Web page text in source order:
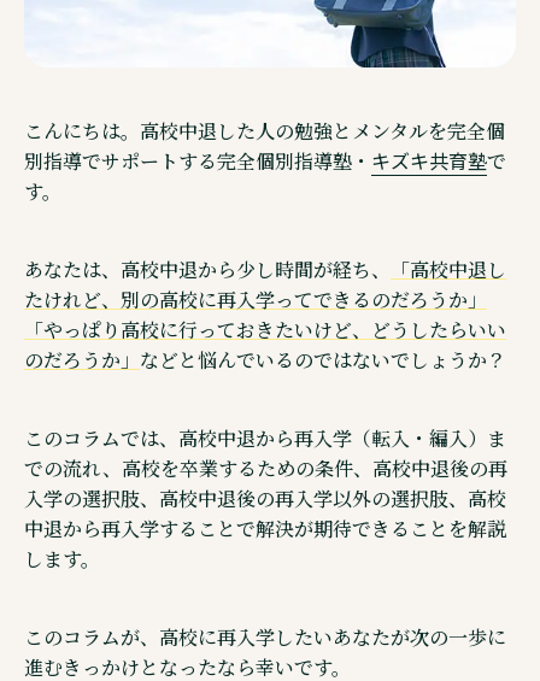
Other Service その他サービスのご案内
通信制高校サポート校・キズキ高等学院
ウェブメディア・不登校オンライン
SNS 公式アカウントのご紹介
©株式会社キズキ. ALL rights reserved.
こんにちは。高校中退した人の勉強とメンタルを完全個
別指導でサポートする完全個別指導塾・ キズキ共育塾で
す。
あなたは、高校中退から少し時間が経ち、
「高校中退し
たけれど、別の高校に再入学ってできるのだろうか」
「やっぱり高校に行っておきたいけど、どうしたらいい
のだろうか」 などと悩んでいるのではないでしょうか？
このコラムでは、高校中退から再入学（転入・編入）ま
での流れ、高校を卒業するための条件、高校中退後の再
入学の選択肢、高校中退後の再入学以外の選択肢、高校
中退から再入学することで解決が期待できることを解説
します。
このコラムが、高校に再入学したいあなたが次の一歩に
進むきっかけとなったなら幸いです。